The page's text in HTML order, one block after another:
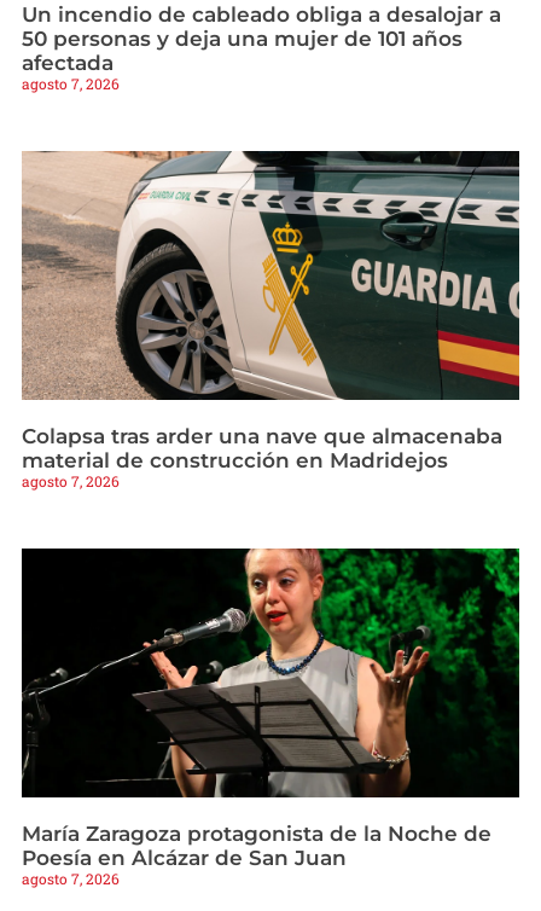
Un incendio de cableado obliga a desalojar a
50 personas y deja una mujer de 101 años
afectada
agosto 7, 2026
Colapsa tras arder una nave que almacenaba
material de construcción en Madridejos
agosto 7, 2026
María Zaragoza protagonista de la Noche de
Poesía en Alcázar de San Juan
agosto 7, 2026